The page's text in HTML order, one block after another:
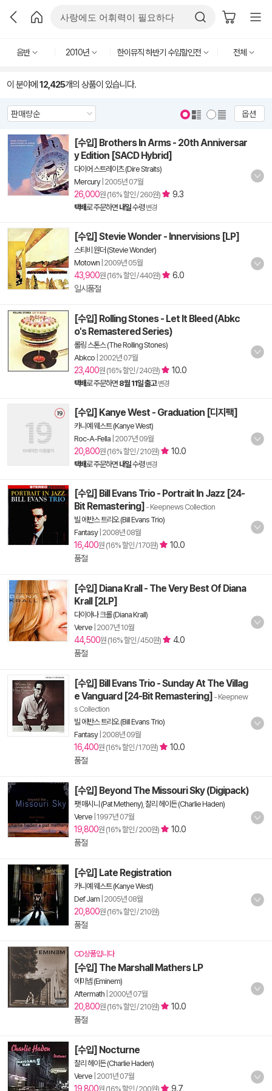
음반 2010년 한이뮤직 하반기 수입할인전 전체
이 분야에 12,425개의 상품이 있습니다.
옵션
[수입] Brothers In Arms - 20th Anniversar
y Edition [SACD Hybrid]
다이어 스트레이츠 (Dire Straits)
Mercury| 2005년 07월
26,000원 (16% 할인 / 260원) 9.3
택배로 주문하면 내일수령 변경
[수입] Stevie Wonder - Innervisions [LP]
스티비 원더 (Stevie Wonder)
Motown 2009년 05월
43,900원 (16% 할인 / 440원)
6.0
일시품절
[수입] Rolling Stones - Let It Bleed (Abkc
o's Remastered Series)
롤링 스톤스 (The Rolling Stones)
Abkco 2002년 07월
23,400원 (16% 할인 / 240원) 10.0
택배로 주문하면 8월 11일 출고 변경
[수입] Kanye West - Graduation [디지팩]
카니예 웨스트 (Kanye West)
Roc-A-Fella 2007년 09월
20,800원 (16% 할인 / 210원) 10.0
택배로 주문하면 내일수령 변경
[수입] Bill Evans Trio - Portrait In Jazz [24-
Bit Remastering] - Keepnews Collection
빌 에반스 트리오 (Bill Evans Trio)
Fantasy| 2008년 08월
16,400원 (16% 할인 / 170원)
10.0
품절
[수입] Diana Krall - The Very Best Of Diana
Krall [2LP]
다이아나 크롤 (Diana Krall)
Verve 2007년 10월
44,500원 (16% 할인 / 450원)
4.0
품절
[수입] Bill Evans Trio - Sunday At The Villag
e Vanguard [24-Bit Remastering] - Keepnew
s Collection
빌 에반스 트리오 (Bill Evans Trio)
Fantasy| 2008년 09월
16,400원 (16% 할인 / 170원)
10.0
품절
[수입] Beyond The Missouri Sky (Digipack)
팻 매시니 (Pat Metheny) 찰리 헤이든 (Charlie Haden)
Verve 1997년 07월
19,800원 (16% 할인 / 200원)
10.0
품절
[수입] Late Registration
카니예 웨스트 (Kanye West)
Def Jam 2005년 08월
20,800원 (16% 할인 / 210원)
품절
CD상품입니다
[수입] The Marshall Mathers LP
에미넴 (Eminem)
Aftermath 2000년 07월
20,800원 (16% 할인 / 210원)
10.0
품절
[수입] Nocturne
찰리 헤이든 (Charlie Haden)
Verve 2001년 07월
19,800원 (16% 할인 / 200원) 9.7